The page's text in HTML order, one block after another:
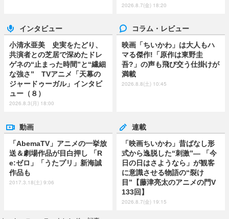
2026.8.7(金) 18:20
インタビュー
小清水亜美 史実をたどり、
共演者との芝居で深めたドレ
ゲネの“止まった時間”と“繊細
な強さ” TVアニメ「天幕の
ジャードゥーガル」インタビ
ュー（８）
2026.8.3(月) 18:00
コラム・レビュー
映画「ちいかわ」は大人もハ
マる傑作!「原作は東野圭
吾?」の声も飛び交う仕掛けが
満載
2026.8.8(土) 10:45
動画
「AbemaTV」アニメの一挙放
送＆劇場作品が目白押し 「R
e:ゼロ」「うたプリ」新海誠
作品も
2017.3.18(土) 9:06
連載
「映画ちいかわ」昔ばなし形
式から逸脱した“刺激”― 「今
日の日はさようなら」が観客
に意識させる物語の“裂け
目”【藤津亮太のアニメの門V
133回】
2026.8.7(金) 19:15